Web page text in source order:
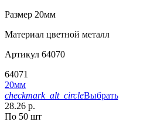
Размер 20мм
Материал цветной металл
Артикул 64070
64071
20мм
checkmark_alt_circleВыбрать
28.26 р.
По 50 шт